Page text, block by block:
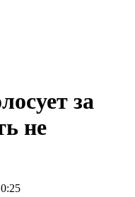
за
не